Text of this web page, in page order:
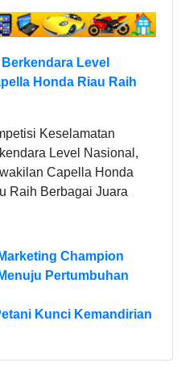
Level
Honda Riau Raih
Keselamatan
Level Nasional,
Capella Honda
Raih Berbagai Juara
Champion
Pertumbuhan
Kunci Kemandirian